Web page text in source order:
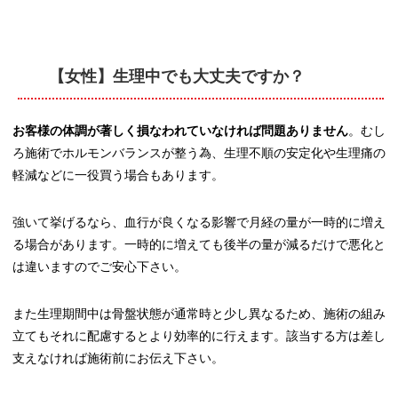
【女性】生理中でも大丈夫ですか？
お客様の体調が著しく損なわれていなければ問題ありません。むし
ろ施術でホルモンバランスが整う為、生理不順の安定化や生理痛の
軽減などに一役買う場合もあります。
強いて挙げるなら、血行が良くなる影響で月経の量が一時的に増え
る場合があります。一時的に増えても後半の量が減るだけで悪化と
は違いますのでご安心下さい。
また生理期間中は骨盤状態が通常時と少し異なるため、施術の組み
立てもそれに配慮するとより効率的に行えます。該当する方は差し
支えなければ施術前にお伝え下さい。